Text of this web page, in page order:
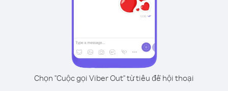
Chọn "Cuộc gọi Viber Out" từ tiêu đề hội thoại